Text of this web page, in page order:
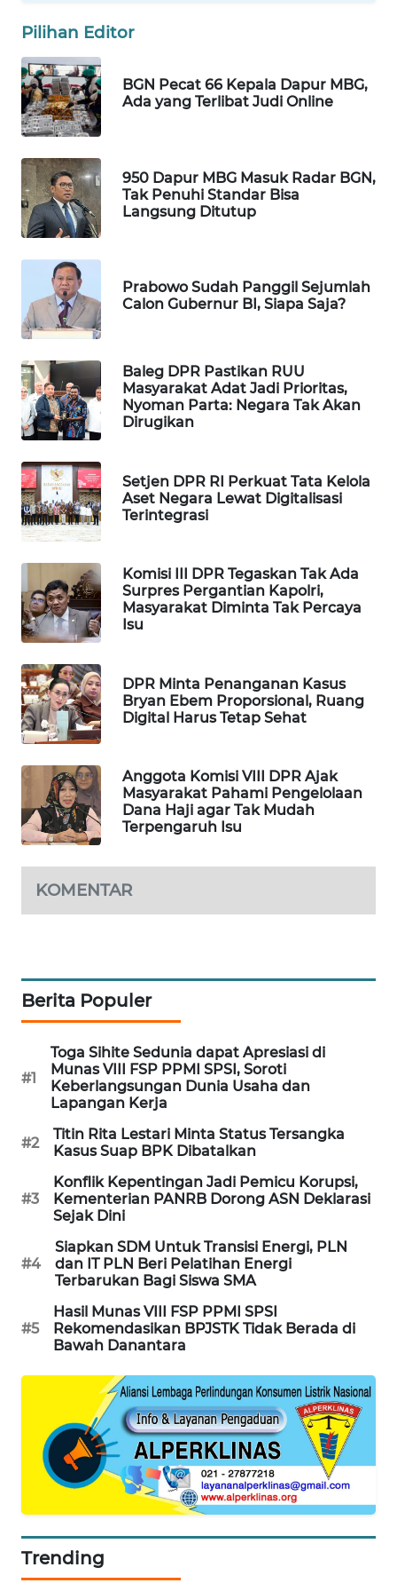
Pilihan Editor
BGN Pecat 66 Kepala Dapur MBG,
Ada yang Terlibat Judi Online
950 Dapur MBG Masuk Radar BGN,
Tak Penuhi Standar Bisa
Langsung Ditutup
Prabowo Sudah Panggil Sejumlah
Calon Gubernur BI, Siapa Saja?
Baleg DPR Pastikan RUU
Masyarakat Adat Jadi Prioritas,
Nyoman Parta: Negara Tak Akan
Dirugikan
Setjen DPR RI Perkuat Tata Kelola
Aset Negara Lewat Digitalisasi
Terintegrasi
Komisi III DPR Tegaskan Tak Ada
Surpres Pergantian Kapolri,
Masyarakat Diminta Tak Percaya
Isu
DPR Minta Penanganan Kasus
Bryan Ebem Proporsional, Ruang
Digital Harus Tetap Sehat
Anggota Komisi VIII DPR Ajak
Masyarakat Pahami Pengelolaan
Dana Haji agar Tak Mudah
Terpengaruh Isu
KOMENTAR
Berita Populer
#1
Toga Sihite Sedunia dapat Apresiasi di
Munas VIII FSP PPMI SPSI, Soroti
Keberlangsungan Dunia Usaha dan
Lapangan Kerja
#2
Titin Rita Lestari Minta Status Tersangka
Kasus Suap BPK Dibatalkan
#3
Konflik Kepentingan Jadi Pemicu Korupsi,
Kementerian PANRB Dorong ASN Deklarasi
Sejak Dini
#4
Siapkan SDM Untuk Transisi Energi, PLN
dan IT PLN Beri Pelatihan Energi
Terbarukan Bagi Siswa SMA
#5
Hasil Munas VIII FSP PPMI SPSI
Rekomendasikan BPJSTK Tidak Berada di
Bawah Danantara
Trending
WAHANA
WAHANA
TRAVEL
WAHANA
TV
WAHANANEWS
ID
WAHANANEWS
CO ID
NET
WAHANA
SPORT
WAHANA
UMKM
WAHANA
PERSONA
WAHANA
OTOMOTIF
WAHANA
HEALTH
WAHANA
DESA
LAPAK
WAHANA
Network
KONSUMEN
LISTRIK
MASYARAKAT
KELISTRIKAN
WALINKI
ID
MAWAKA
ID
MARTABAT
NET
PLN
WATCH
MKLI
LPKKI
LKKI
KOPEKLIN